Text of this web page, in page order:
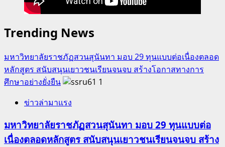
Trending News
มหาวิทยาลัยราชภัฏสวนสุนันทา มอบ 29 ทุนแบบต่อเนื่องตลอด
หลักสูตร สนับสนุนเยาวชนเรียนจนจบ สร้างโอกาสทางการ
ศึกษาอย่างยั่งยืน
1
ข่าวล่ามาแรง
มหาวิทยาลัยราชภัฏสวนสุนันทา มอบ 29 ทุนแบบต่อ
เนื่องตลอดหลักสูตร สนับสนุนเยาวชนเรียนจนจบ สร้าง